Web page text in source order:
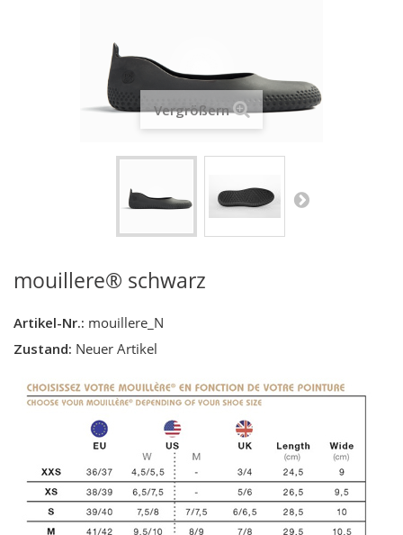
Vergrößern
mouillere® schwarz
Artikel-Nr.: mouillere_N
Zustand: Neuer Artikel